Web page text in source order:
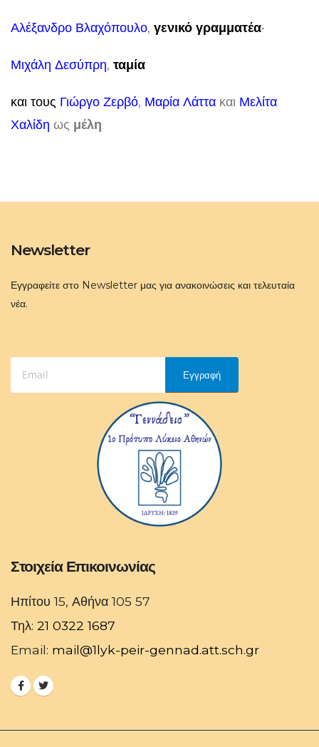
Αλέξανδρο Βλαχόπουλο, γενικό γραμματέα·
Μιχάλη Δεσύπρη, ταμία
και τους Γιώργο Ζερβό, Μαρία Λάττα και Μελίτα
Χαλίδη ως μέλη.
Newsletter
Εγγραφείτε στο Newsletter μας για ανακοινώσεις και τελευταία
νέα.
Εγγραφή
Στοιχεία Επικοινωνίας
Ηπίτου 15, Αθήνα 105 57
Τηλ: 21 0322 1687
Email: mail@1lyk-peir-gennad.att.sch.gr